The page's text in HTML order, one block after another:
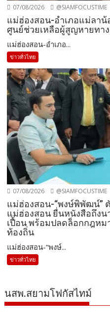
07/08/2026 @SIAMFOCUSTIME
แม่ฮ่องสอน-อำเภอแม่ลาน้
ศูนย์ช่วยเหลือผู้สูญหายทา
แม่ฮ่องสอน-อำเภอ...
ข่าวทั่วไทย
07/08/2026 @SIAMFOCUSTIME
แม่ฮ่องสอน-“พงษ์พิพัฒน์”
แม่ฮ่องสอน ยื่นหนังสือถึง
เปื้อน พร้อมปลดล็อกกฎห
ท้องถิ่น
แม่ฮ่องสอน-“พงษ์...
ข่าวทั่วไทย
นสพ.สยามโฟกัสไทม์